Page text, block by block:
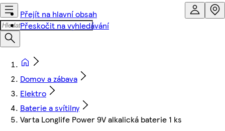
Přejít na hlavní obsah
Přeskočit na vyhledávání
Domov a zábava
Elektro
Baterie a svítilny
Varta Longlife Power 9V alkalická baterie 1 ks